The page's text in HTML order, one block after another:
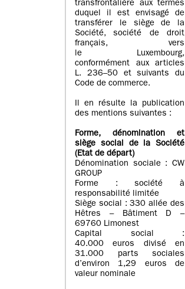
transfrontalière aux termes
duquel il est envisagé de
transférer le siège de la
Société, société de droit
français, vers
le Luxembourg,
conformément aux articles
L. 236–50 et suivants du
Code de commerce.
Il en résulte la publication
des mentions suivantes :
Forme, dénomination et
siège social de la Société
(Etatde départ)
Dénomination sociale : CW
GROUP
Forme : société à
responsabilité limitée
Siège social : 330 allée des
Hêtres – Bâtiment D –
69760 Limonest
Capital social :
40.000 euros divisé en
31.000 parts sociales
d’environ 1,29 euros de
valeur nominale